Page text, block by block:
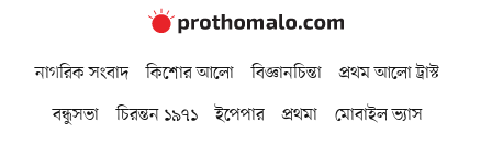
নাগরিক সংবাদ কিশোর আলো বিজ্ঞানচিন্তা
প্রথম আলো ট্রাস্ট
বন্ধুসভা
চিরন্তন ১৯৭১ ইপেপার প্রথমা মোবাইল ভ্যাস